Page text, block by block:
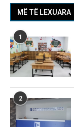
MË TË LEXUARA
1
2